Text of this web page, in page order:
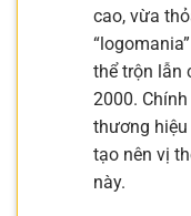
cao, vừa
thể trộn lẫn
2000.
thương
tạo nên vị
này.